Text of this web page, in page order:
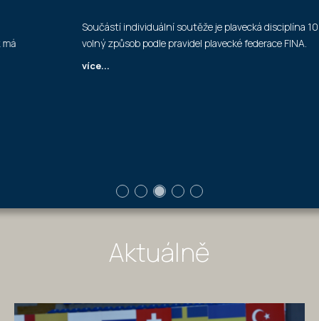
Součástí individuální soutěže je plavecká disciplína 100m
volný způsob podle pravidel plavecké federace FINA.
Aktuálně